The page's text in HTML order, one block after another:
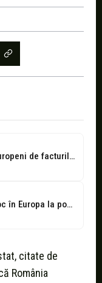
Românii, cei mai împovărați europeni de facturile la energie
Dan Nica: „România este pe primul loc în Europa la povara facturilor...
citate de
România